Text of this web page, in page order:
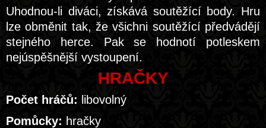
Uhodnou-li diváci, získává soutěžící body. Hru
lze obměnit tak, že všichni soutěžící předvádějí
stejného herce. Pak se hodnotí potleskem
nejúspěšnější vystoupení.
HRAČKY
Počet hráčů: libovolný
Pomůcky: hračky